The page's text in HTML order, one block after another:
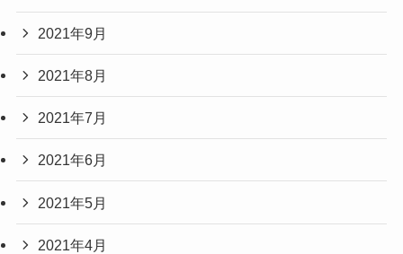
2021年9月
2021年8月
2021年7月
2021年6月
2021年5月
2021年4月